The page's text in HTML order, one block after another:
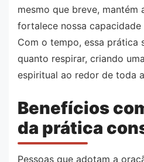
mesmo que breve, mantém
fortalece nossa
Com o tempo, essa prática
quanto respirar, criando
espiritual ao redor de toda
Benefícios
da prática
Pessoas que adotam a